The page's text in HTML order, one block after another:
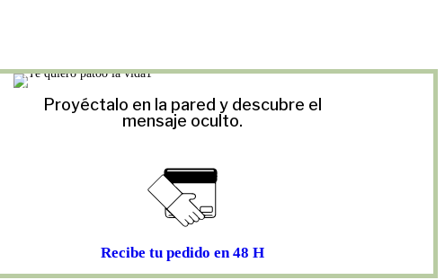
Proyéctalo en la pared y descubre el
mensaje oculto.
Recibe tu pedido en 48 H